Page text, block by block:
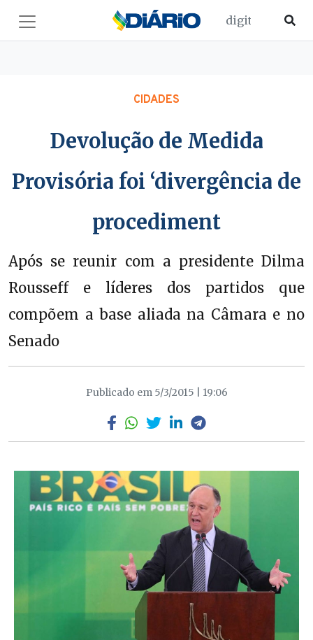
CIDADES
Devolução de Medida
Provisória foi ‘divergência de
procediment
Após se reunir com a presidente Dilma
Rousseff e líderes dos partidos que
compõem a base aliada na Câmara e no
Senado
Publicado em 5/3/2015 | 19:06